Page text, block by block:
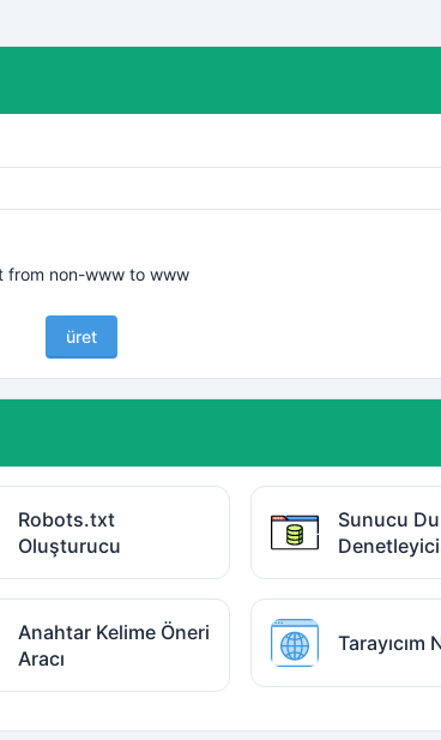
from non-www to www
üret
Robots.txt
Oluşturucu
Sunucu
Anahtar Kelime Öneri
Aracı
Tarayıcım